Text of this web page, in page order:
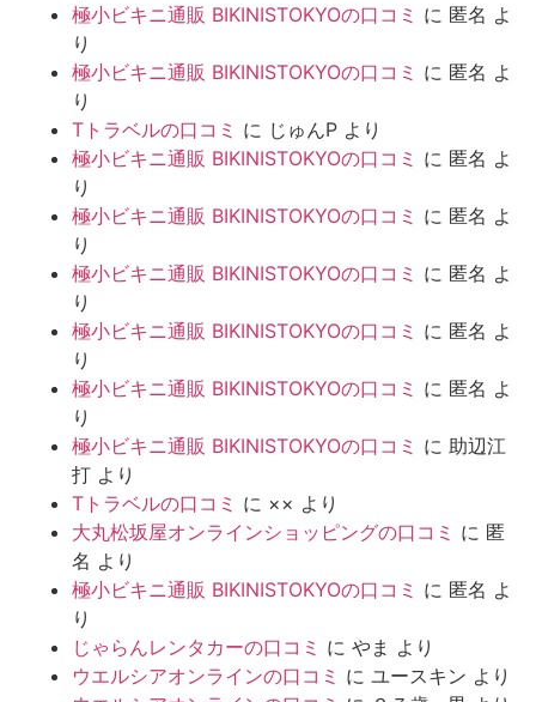
極小ビキニ通販 BIKINISTOKYOの口コミ に 匿名 よ
り
極小ビキニ通販 BIKINISTOKYOの口コミ に 匿名 よ
り
Tトラベルの口コミ に じゅんP より
極小ビキニ通販 BIKINISTOKYOの口コミ に 匿名 よ
り
極小ビキニ通販 BIKINISTOKYOの口コミ に 匿名 よ
り
極小ビキニ通販 BIKINISTOKYOの口コミ に 匿名 よ
り
極小ビキニ通販 BIKINISTOKYOの口コミ に 匿名 よ
り
極小ビキニ通販 BIKINISTOKYOの口コミ に 匿名 よ
り
極小ビキニ通販 BIKINISTOKYOの口コミ に 助辺江
打 より
Tトラベルの口コミ に ×× より
大丸松坂屋オンラインショッピングの口コミ に 匿
名 より
極小ビキニ通販 BIKINISTOKYOの口コミ に 匿名 よ
り
じゃらんレンタカーの口コミ に やま より
ウエルシアオンラインの口コミ に ユースキン より